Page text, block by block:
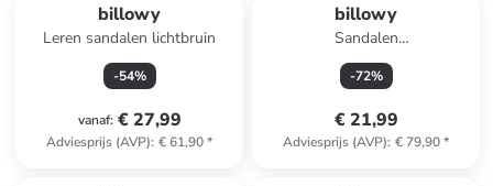
billowy
Leren sandalen lichtbruin
-54%
vanaf: € 27,99
Adviesprijs (AVP): € 61,90*
billowy
Sandalen
lichtblauw/meerkleurig
-72%
€ 21,99
Adviesprijs (AVP): € 79,90*